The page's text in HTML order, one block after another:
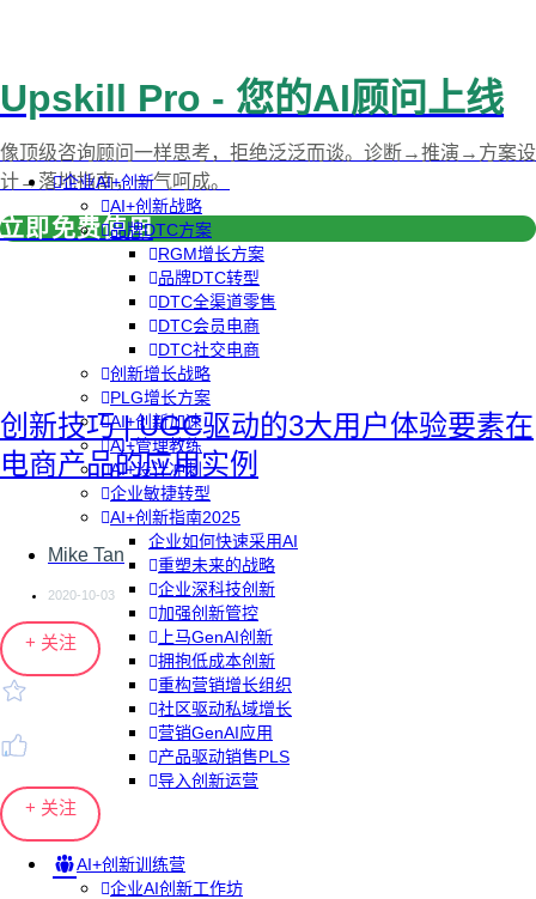
企业AI+创新
AI+创新战略
品牌DTC方案
RGM增长方案
品牌DTC转型
DTC全渠道零售
DTC会员电商
DTC社交电商
创新增长战略
PLG增长方案
AI+创新加速
AI+管理教练
AI+设计冲刺
企业敏捷转型
AI+创新指南2025
企业如何快速采用AI
重塑未来的战略
企业深科技创新
加强创新管控
上马GenAI创新
拥抱低成本创新
重构营销增长组织
社区驱动私域增长
营销GenAI应用
产品驱动销售PLS
导入创新运营
AI+创新训练营
企业AI创新工作坊
Upskill Pro - 您的AI顾问上线
像顶级咨询顾问一样思考，拒绝泛泛而谈。诊断→推演→方案设
计→落地指南，一气呵成。
立即免费使用
创新技巧 | UGC驱动的3大用户体验要素在
电商产品的应用实例
Mike Tan
2020-10-03
+ 关注
+ 关注